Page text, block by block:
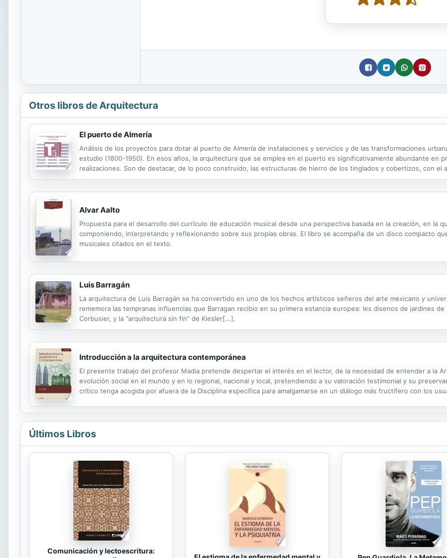
Otros libros de Arquitectura
El puerto de Almería
Análisis de los proyectos para dotar al puerto de Almería de instalaciones y servicios y de las transformaciones
estudio (1800-1950). En esos años, la arquitectura que se emplea en el puerto es significativamente abundante en
realizaciones. Son de destacar, de lo poco construido, las estructuras de hierro de los tinglados y cobertizos, con el
elegir la cubierta en bóveda rebajada desde 1880, manteniéndola en las sucesivas ampliaciones. Y, de los
Alvar Aalto
Propuesta para el desarrollo del currículo de educación musical desde una perspectiva basada en la creación, en la
componiendo, interpretando y reflexionando sobre sus propias obras. El libro se acompaña de un disco compacto
musicales citados en el texto.
Luis Barragán
La arquitectura de Luis Barragán se ha convertido en uno de los hechos artísticos señeros del arte mexicano y
rememora las tempranas influencias que Barragan recibio en su primera estancia europea: les disenos de jardines
Corbusier, y la "arquitectura sin fin" de Kiesler[...].
Introducción a la arquitectura contemporánea
El presente trabajo del profesor Madia pretende despertar el interés en el lector, de la necesidad de entender a la
evolución social en el mundo y en lo regional, nacional y local, pretendiendo a su valoración testimonial y su
crítico tenga acogida por afuera de la Disciplina específica para amalgamarse en un diálogo más fructífero con los
Últimos Libros
Comunicación y lectoescritura: